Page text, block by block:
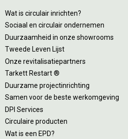
Wat is circulair inrichten?
Sociaal en circulair ondernemen
Duurzaamheid in onze showrooms
Tweede Leven Lijst
Onze revitalisatiepartners
Tarkett Restart ®
Duurzame projectinrichting
Samen voor de beste werkomgeving
DPI Services
Circulaire producten
Wat is een EPD?